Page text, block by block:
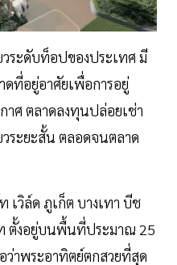
ระดับท็อปของประเทศ มี
ที่อยู่อาศัยเพื่อการอยู่
าศ ตลาดลงทุนปล่อยเช่า
วระยะสั้น ตลอดจนตลาด
เวิล์ด ภูเก็ต บางเทา บีช
ตั้งอยู่บนพื้นที่ประมาณ 25
ว่าพระอาทิตย์ตกสวยที่สุด